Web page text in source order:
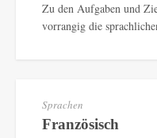
Zu den Aufgaben und
vorrangig die
Sprachen
Französisch